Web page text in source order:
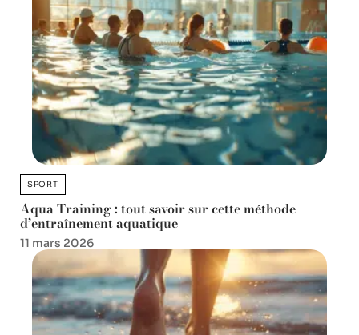
SPORT
Aqua Training : tout savoir sur cette méthode
d’entraînement aquatique
11 mars 2026